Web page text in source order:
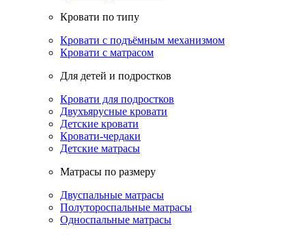
Кровати по типу
Кровати с подъёмным механизмом
Кровати с матрасом
Для детей и подростков
Кровати для подростков
Двухъярусные кровати
Детские кровати
Кровати-чердаки
Детские матрасы
Матрасы по размеру
Двуспальные матрасы
Полутороспальные матрасы
Односпальные матрасы